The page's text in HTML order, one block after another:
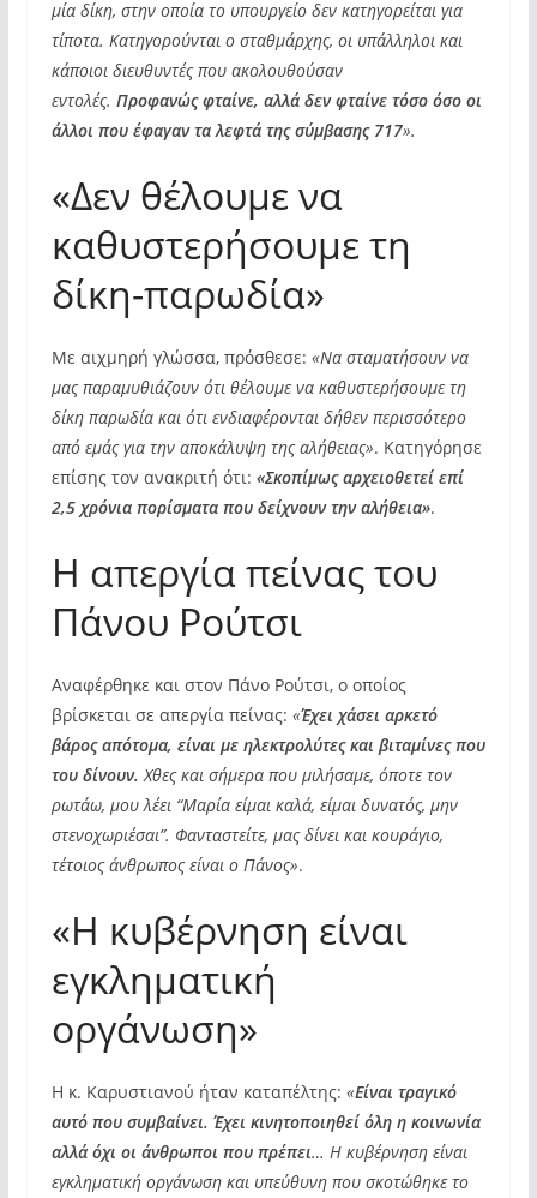
μία δίκη, στην οποία το υπουργείο δεν κατηγορείται για
τίποτα. Κατηγορούνται ο σταθμάρχης, οι υπάλληλοι και
κάποιοι διευθυντές που ακολουθούσαν
εντολές. Προφανώς φταίνε, αλλά δεν φταίνε τόσο όσο οι
άλλοι που έφαγαν τα λεφτά της σύμβασης 717».
«Δεν θέλουμε να
καθυστερήσουμε τη
δίκη-παρωδία»
Με αιχμηρή γλώσσα, πρόσθεσε: «Να σταματήσουν να
μας παραμυθιάζουν ότι θέλουμε να καθυστερήσουμε τη
δίκη παρωδία και ότι ενδιαφέρονται δήθεν περισσότερο
από εμάς για την αποκάλυψη της αλήθειας». Κατηγόρησε
επίσης τον ανακριτή ότι: «Σκοπίμως αρχειοθετεί επί
2,5 χρόνια πορίσματα που δείχνουν την αλήθεια».
Η απεργία πείνας του
Πάνου Ρούτσι
Αναφέρθηκε και στον Πάνο Ρούτσι, ο οποίος
βρίσκεται σε απεργία πείνας: «Έχει χάσει αρκετό
βάρος απότομα, είναι με ηλεκτρολύτες και βιταμίνες που
του δίνουν. Χθες και σήμερα που μιλήσαμε, όποτε τον
ρωτάω, μου λέει “Μαρία είμαι καλά, είμαι δυνατός, μην
στενοχωριέσαι”. Φανταστείτε, μας δίνει και κουράγιο,
τέτοιος άνθρωπος είναι ο Πάνος».
«Η κυβέρνηση είναι
εγκληματική
οργάνωση»
Η κ. Καρυστιανού ήταν καταπέλτης: «Είναι τραγικό
αυτό που συμβαίνει. Έχει κινητοποιηθεί όλη η κοινωνία
αλλά όχι οι άνθρωποι που πρέπει… Η κυβέρνηση είναι
εγκληματική οργάνωση και υπεύθυνη που σκοτώθηκε το